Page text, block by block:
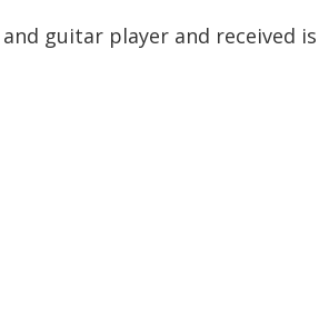
guitar player and received